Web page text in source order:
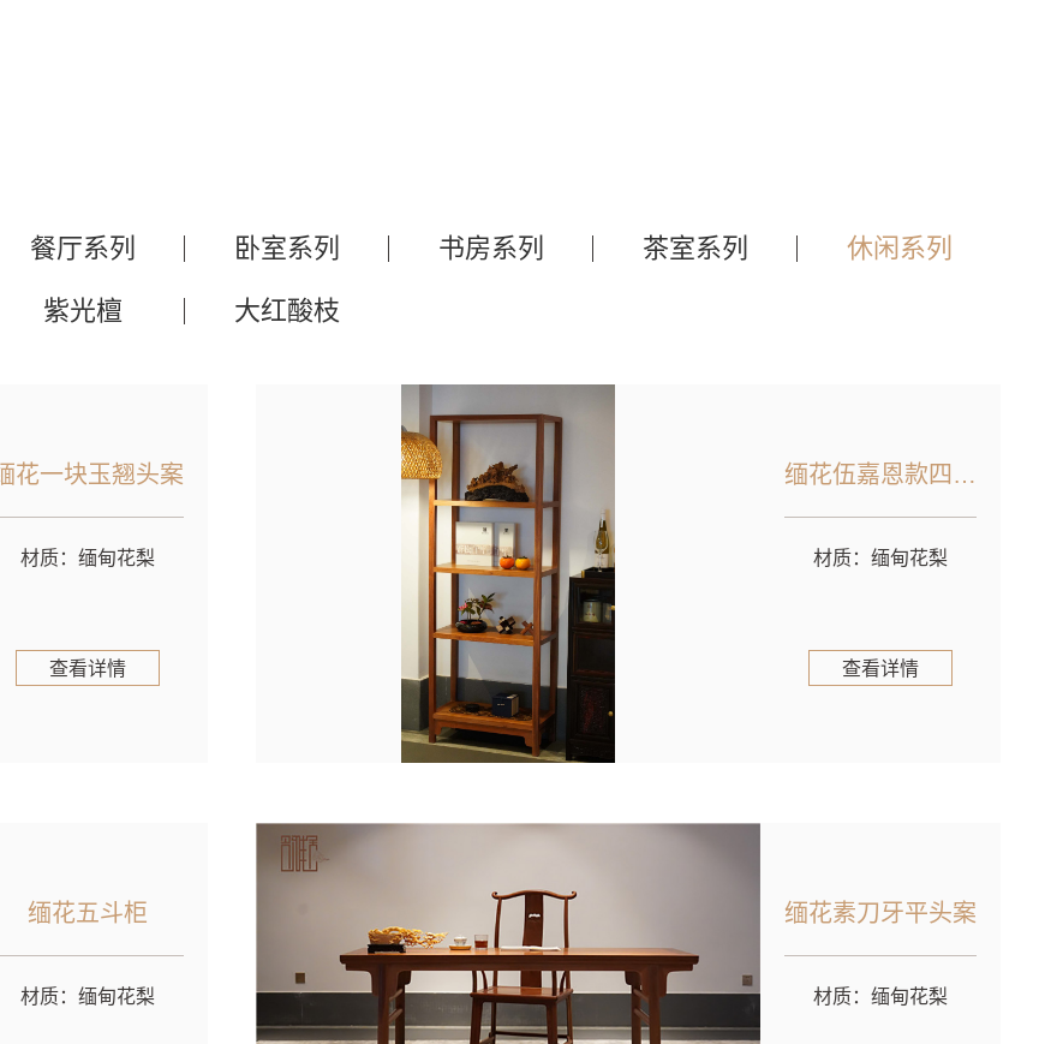
餐厅系列 卧室系列 书房系列 茶室系列 休闲系列
紫光檀 大红酸枝
花一块玉翘头案
材质：缅甸花梨
查看详情
缅花伍嘉恩款四层格
材质：缅甸花梨
查看详情
缅花五斗柜
材质：缅甸花梨
缅花素刀牙平头案
材质：缅甸花梨